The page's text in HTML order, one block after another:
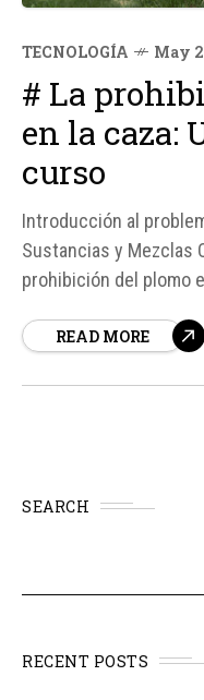
TECNOLOGÍA May
# La
en la caza:
curso
Introducción al
Sustancias y Mezclas
prohibición del plomo
cinegético y los
READ MORE
SEARCH
RECENT POSTS